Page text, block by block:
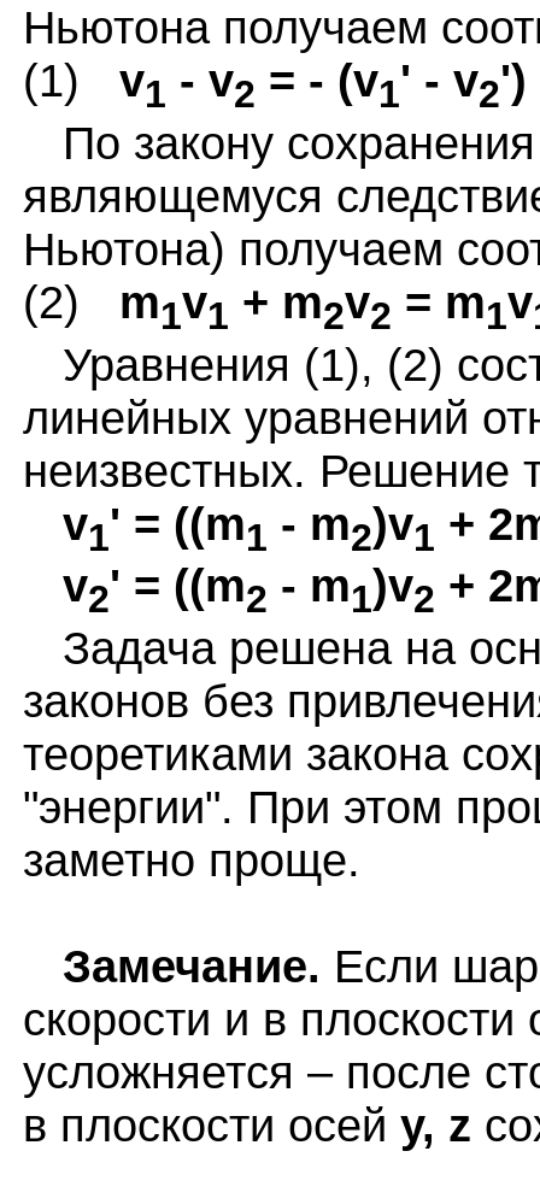
Ньютона получаем
(1) v1 - v2 = - (v1' - v2')
По закону
являющемуся
Ньютона) получаем
(2) m1v1 + m2v2 = m1v
Уравнения (1), (2)
линейных уравнений
неизвестных. Решение
v1' = ((m1 - m2)v1 +
v2' = ((m2 - m1)v2 +
Задача решена на
законов без
теоретиками закона
"энергии". При этом
заметно проще.
Замечание. Если
скорости и в
усложняется – после
в плоскости осей y, z